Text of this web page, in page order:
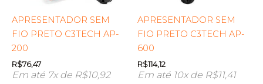
APRESENTADOR SEM
FIO PRETO C3TECH AP-
200
R$76,47
Em até 7x de R$10,92
APRESENTADOR SEM
FIO PRETO C3TECH AP-
600
R$114,12
Em até 10x de R$11,41